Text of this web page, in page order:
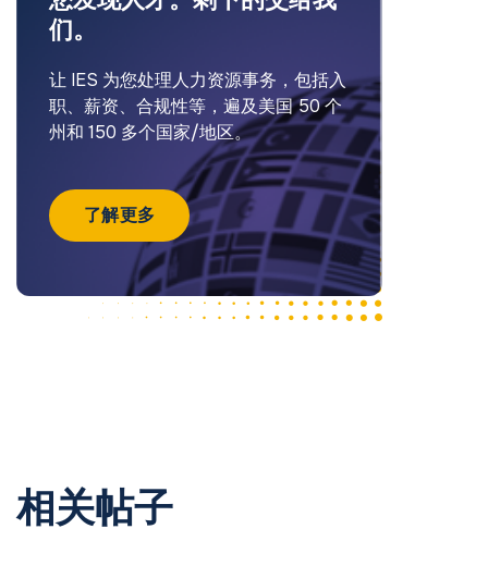
们。
让 IES 为您处理人力资源事务，包括入
职、薪资、合规性等，遍及美国 50 个
州和 150 多个国家/地区。
了解更多
相关帖子